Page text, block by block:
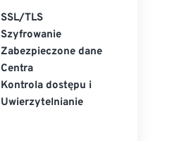
SSL/TLS
Szyfrowanie
Zabezpieczone dane
Centra
Kontrola dostępu i
Uwierzytelnianie